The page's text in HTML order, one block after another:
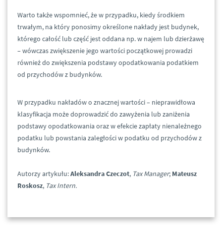
Warto także wspomnieć, że w przypadku, kiedy środkiem
trwałym, na który ponosimy określone nakłady jest budynek,
którego całość lub część jest oddana np. w najem lub dzierżawę
– wówczas zwiększenie jego wartości początkowej prowadzi
również do zwiększenia podstawy opodatkowania podatkiem
od przychodów z budynków.
W przypadku nakładów o znacznej wartości – nieprawidłowa
klasyfikacja może doprowadzić do zawyżenia lub zaniżenia
podstawy opodatkowania oraz w efekcie zapłaty nienależnego
podatku lub powstania zaległości w podatku od przychodów z
budynków.
Autorzy artykułu:Aleksandra Czeczot, Tax Manager; Mateusz
Roskosz, Tax Intern.